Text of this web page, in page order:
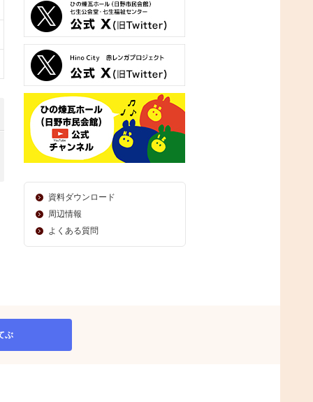
資料ダウンロード
周辺情報
よくある質問
ぶ